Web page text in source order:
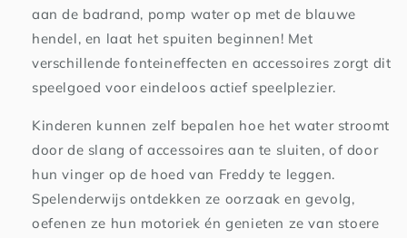
aan de badrand, pomp water op met de blauwe
hendel, en laat het spuiten beginnen! Met
verschillende fonteineffecten en accessoires zorgt dit
speelgoed voor eindeloos actief speelplezier.
Kinderen kunnen zelf bepalen hoe het water stroomt
door de slang of accessoires aan te sluiten, of door
hun vinger op de hoed van Freddy te leggen.
Spelenderwijs ontdekken ze oorzaak en gevolg,
oefenen ze hun motoriek én genieten ze van stoere